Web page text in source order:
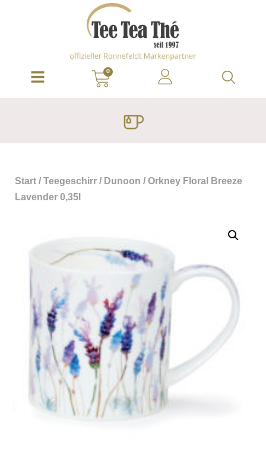
0
Start / Teegeschirr / Dunoon / Orkney Floral Breeze
Lavender 0,35l